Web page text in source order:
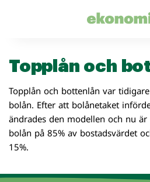
Topplån och
Topplån och bottenlån var
bolån. Efter att bolånetaket
ändrades den modellen och nu
bolån på 85% av bostadsvärdet
15%.